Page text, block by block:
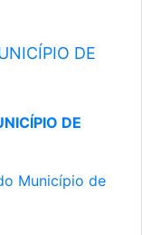
DE
DE
Município de